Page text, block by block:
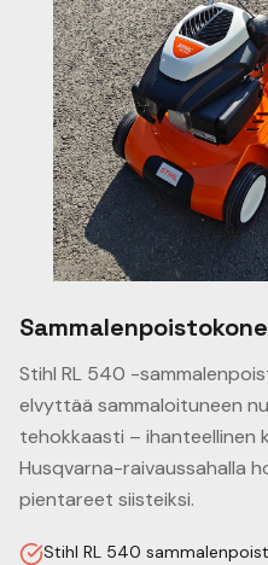
Stihl RL 540 -
elvyttää sammaloituneen
tehokkaasti – ihanteellinen
Husqvarna-raivaussahalla
pientareet siisteiksi.
Stihl RL 540